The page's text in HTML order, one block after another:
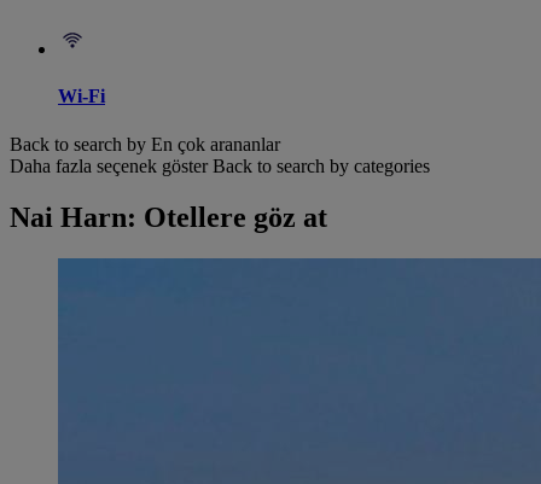
Wi-Fi
Back to search by En çok arananlar
Daha fazla seçenek göster Back to search by categories
Nai Harn: Otellere göz at